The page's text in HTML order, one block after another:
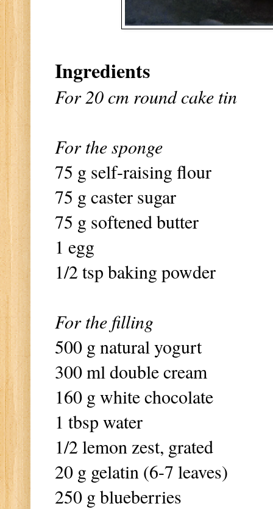
Ingredients
For 20 cm round cake tin
For the sponge
75 g self-raising flour
75 g caster sugar
75 g softened butter
1 egg
1/2 tsp baking powder
For the filling
500 g natural yogurt
300 ml double cream
160 g white chocolate
1 tbsp water
1/2 lemon zest, grated
20 g gelatin (6-7 leaves)
250 g blueberries